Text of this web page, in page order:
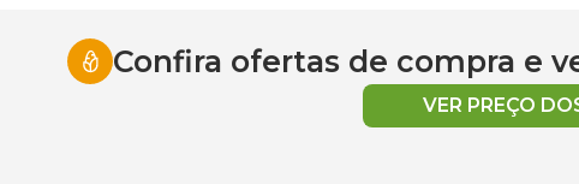
Confira ofertas de compra e
VER PREÇO